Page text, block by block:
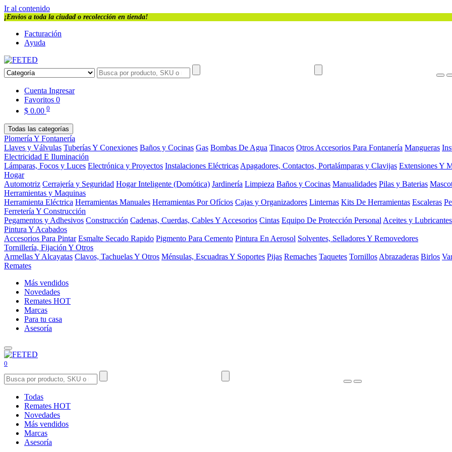
Ir al contenido
¡Envios a toda la ciudad o recolección en tienda!
Facturación
Ayuda
Cuenta Ingresar
Favoritos 0
$ 0.00 0
Todas las categorías
Plomería Y Fontanería
Llaves y Válvulas Tuberías Y Conexiones Baños y Cocinas Gas Bombas De Agua Tinacos Otros Accesorios Para Fontanería Mangueras
Electricidad E Iluminación
Lámparas, Focos y Luces Electrónica y Proyectos Instalaciones Eléctricas Apagadores, Contactos, Portalámparas y Clavijas Extensiones Y
Hogar
Automotriz Cerrajería y Seguridad Hogar Inteligente (Domótica) Jardinería Limpieza Baños y Cocinas Manualidades Pilas y Baterias
Herramientas y Maquinas
Herramienta Eléctrica Herramientas Manuales Herramientas Por Ofícios Cajas y Organizadores Linternas Kits De Herramientas Escaleras
Ferretería Y Construcción
Pegamentos y Adhesivos Construcción Cadenas, Cuerdas, Cables Y Accesorios Cintas Equipo De Protección Personal Aceites y Lubricantes
Pintura Y Acabados
Accesorios Para Pintar Esmalte Secado Rapido Pigmento Para Cemento Pintura En Aerosol Solventes, Selladores Y Removedores
Tornillería, Fijación Y Otros
Armellas Y Alcayatas Clavos, Tachuelas Y Otros Ménsulas, Escuadras Y Soportes Pijas Remaches Taquetes Tornillos Abrazaderas Birlos
Remates
Más vendidos
Novedades
Remates HOT
Marcas
Para tu casa
Asesoría
0
Todas
Remates HOT
Novedades
Más vendidos
Marcas
Asesoría